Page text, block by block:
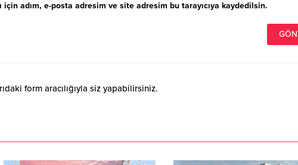
için adım, e-posta adresim ve site adresim bu tarayıcıya kaydedilsin.
form aracılığıyla siz yapabilirsiniz.